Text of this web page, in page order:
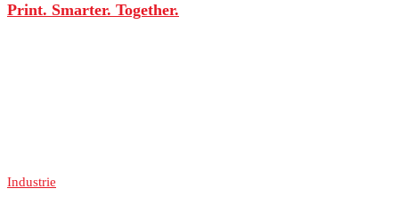
Print. Smarter. Together.
Industrie